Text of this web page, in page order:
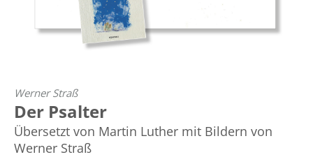
Werner Straß
Der Psalter
Übersetzt von Martin Luther mit Bildern von
Werner Straß